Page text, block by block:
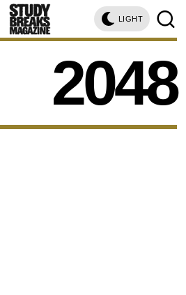
LIGHT
2048